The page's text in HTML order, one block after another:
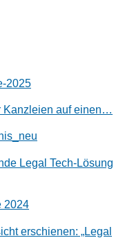
Kanzleien auf einen…
Legal Tech-Lösung
erschienen: „Legal